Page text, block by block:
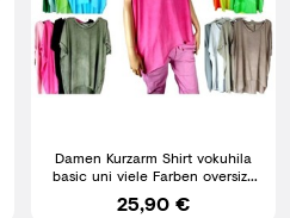
Damen Kurzarm Shirt vokuhila
basic uni viele Farben oversize
bis Gr. 46
25,90 €